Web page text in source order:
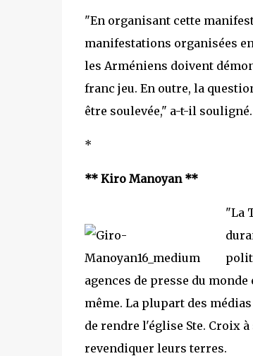
"En organisant cette
manifestations organisées
les Arméniens doivent
franc jeu. En outre, la
être soulevée," a-t-il souligné.
*
** Kiro Manoyan **
"La
agences de presse du
même. La plupart des
de rendre l'église Ste. Croix
revendiquer leurs terres.